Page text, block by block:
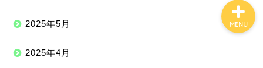
2025年5月
2025年4月
MENU